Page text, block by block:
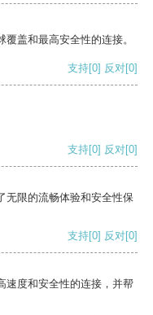
盖和最高安全性的连接。
支持[0] 反对[0]
支持[0] 反对[0]
无限的流畅体验和安全性保
支持[0] 反对[0]
速度和安全性的连接，并帮